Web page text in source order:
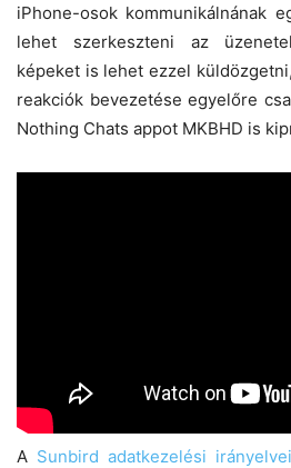
iPhone-osok kommunikálnának
lehet szerkeszteni az
képeket is lehet ezzel
reakciók bevezetése egyelőre
Nothing Chats appot MKBHD is
A Sunbird adatkezelési irányelvei